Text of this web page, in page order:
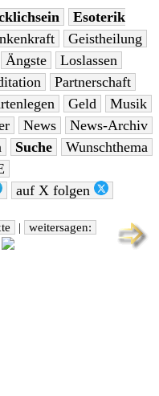
Esoterik
Geistheilung
Ängste
Loslassen
Partnerschaft
Geld
Musik
News
News-Archiv
Suche
Wunschthema
auf X folgen
| weitersagen: